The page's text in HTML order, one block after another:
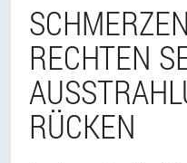
RECHTEN
RÜCKEN